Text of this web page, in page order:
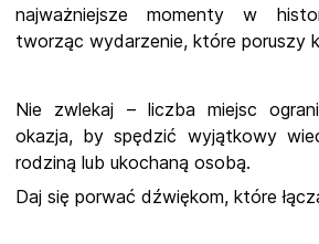
najważniejsze momenty w
tworząc wydarzenie, które poruszy
Nie zwlekaj – liczba miejsc
okazja, by spędzić wyjątkowy
rodziną lub ukochaną osobą.
Daj się porwać dźwiękom, które